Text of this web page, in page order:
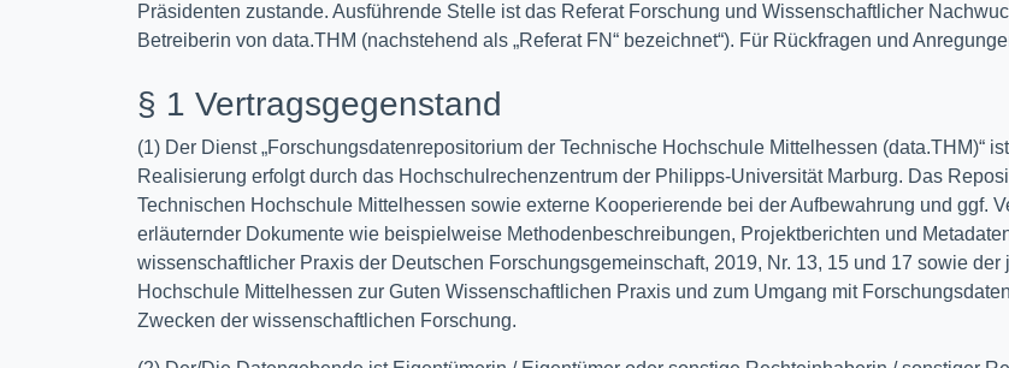
Präsidenten zustande. Ausführende Stelle ist das Referat Forschung und Wissenschaftlicher
Betreiberin von data.THM (nachstehend als „Referat FN“ bezeichnet“). Für Rückfragen und
§ 1 Vertragsgegenstand
(1) Der Dienst „Forschungsdatenrepositorium der Technische Hochschule Mittelhessen (data.THM)“
Realisierung erfolgt durch das Hochschulrechenzentrum der Philipps-Universität Marburg. Das
Technischen Hochschule Mittelhessen sowie externe Kooperierende bei der Aufbewahrung und ggf.
erläuternder Dokumente wie beispielweise Methodenbeschreibungen, Projektberichten und
wissenschaftlicher Praxis der Deutschen Forschungsgemeinschaft, 2019, Nr. 13, 15 und 17 sowie
Hochschule Mittelhessen zur Guten Wissenschaftlichen Praxis und zum Umgang mit
Zwecken der wissenschaftlichen Forschung.